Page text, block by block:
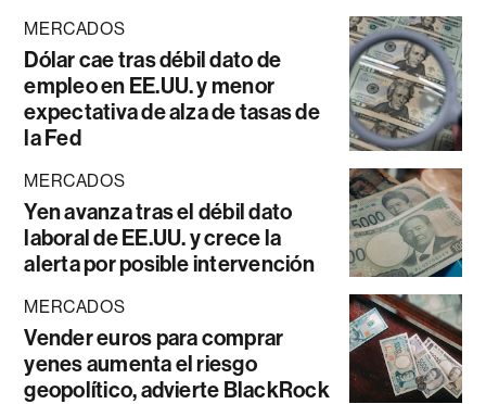
MERCADOS
Dólar cae tras débil dato de
empleo en EE.UU. y menor
expectativa de alza de tasas de
la Fed
MERCADOS
Yen avanza tras el débil dato
laboral de EE.UU. y crece la
alerta por posible intervención
MERCADOS
Vender euros para comprar
yenes aumenta el riesgo
geopolítico, advierte BlackRock